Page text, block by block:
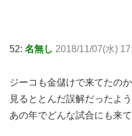
52: 名無し 2018/11/07(水)
ジーコも金儲けで来てたの
見るととんだ誤解だったよ
あの年でどんな試合にも来